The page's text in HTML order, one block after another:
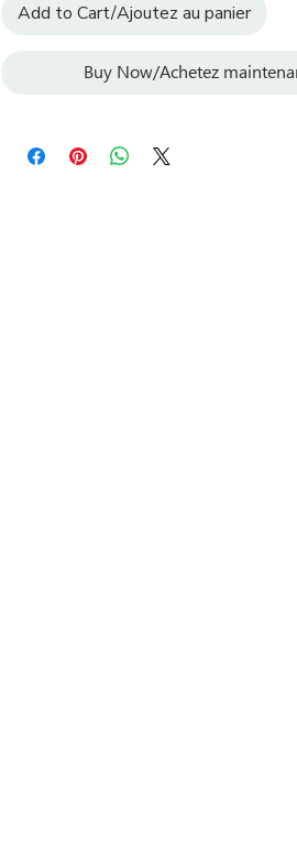
Add to Cart/Ajoutez au panier
Buy Now/Achetez